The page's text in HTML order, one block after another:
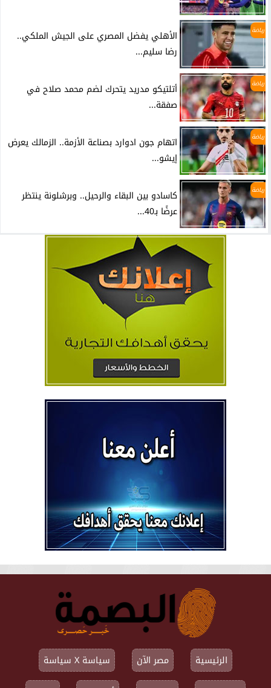
رياضة
الأهلي يفضل المصري على الجيش الملكي..
رضا سليم...
رياضة
أتلتيكو مدريد يتحرك لضم محمد صلاح في
صفقة...
رياضة
اتهام جون ادوارد بصناعة الأزمة.. الزمالك يعرض
إيشو...
رياضة
كاسادو بين البقاء والرحيل.. وبرشلونة ينتظر
عرضًا بـ40...
الرئيسية مصر الآن
سياسة X سياسة